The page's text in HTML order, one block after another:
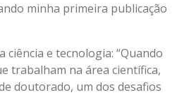
minha primeira publicação
ciência e tecnologia: “Quando
trabalham na área científica,
doutorado, um dos desafios